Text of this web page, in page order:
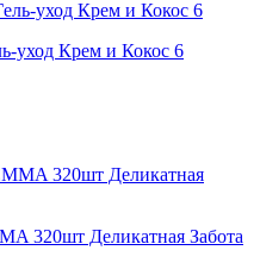
уход Крем и Кокос 6
320шт Деликатная Забота